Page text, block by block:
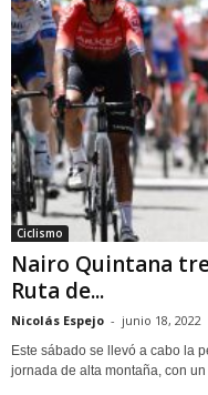
Ciclismo
Nairo Quintana
Ruta de...
Nicolás Espejo - junio 18, 2022
Este sábado se llevó a cabo la
jornada de alta montaña, con un